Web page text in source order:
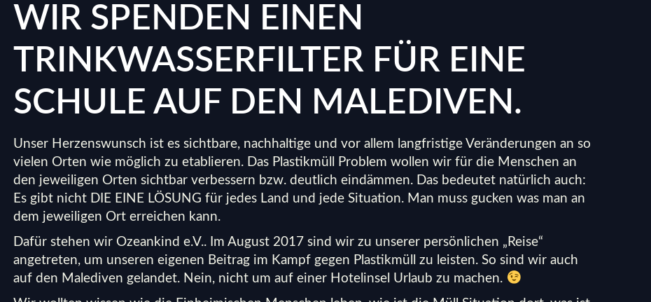
WIR SPENDEN EINEN
TRINKWASSERFILTER FÜR EINE
SCHULE AUF DEN MALEDIVEN.
Unser Herzenswunsch ist es sichtbare, nachhaltige und vor allem langfristige Veränderungen an so
vielen Orten wie möglich zu etablieren. Das Plastikmüll Problem wollen wir für die Menschen an
den jeweiligen Orten sichtbar verbessern bzw. deutlich eindämmen. Das bedeutet natürlich auch:
Es gibt nicht DIE EINE LÖSUNG für jedes Land und jede Situation. Man muss gucken was man an
dem jeweiligen Ort erreichen kann.
Dafür stehen wir Ozeankind e.V.. Im August 2017 sind wir zu unserer persönlichen „Reise“
angetreten, um unseren eigenen Beitrag im Kampf gegen Plastikmüll zu leisten. So sind wir auch
auf den Malediven gelandet. Nein, nicht um auf einer Hotelinsel Urlaub zu machen.